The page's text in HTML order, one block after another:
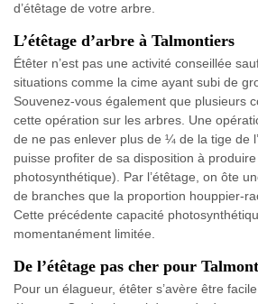
d’étêtage de votre arbre.
L’étêtage d’arbre à Talmontiers
Étêter n’est pas une activité conseillée
situations comme la cime ayant subi de
Souvenez-vous également que plusieurs
cette opération sur les arbres. Une
de ne pas enlever plus de ¼ de la tige de
puisse profiter de sa disposition à
photosynthétique). Par l’étêtage, on ôte
de branches que la proportion houppier-
Cette précédente capacité
momentanément limitée.
De l’étêtage pas cher pour
Pour un élagueur, étêter s’avère être